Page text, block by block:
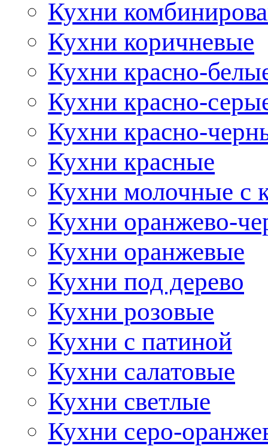
Кухни
Кухни коричневые
Кухни красно-
Кухни красно-
Кухни красно-
Кухни красные
Кухни молочные с
Кухни оранжево-
Кухни оранжевые
Кухни под дерево
Кухни розовые
Кухни с патиной
Кухни салатовые
Кухни светлые
Кухни серо-